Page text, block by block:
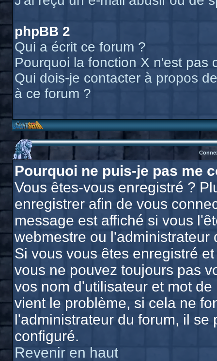
phpBB 2
Qui a écrit ce forum ?
Pourquoi la fonction X n'est pas
Qui dois-je contacter à propos
à ce forum ?
Pourquoi ne puis-je pas me
Vous êtes-vous enregistré ?
enregistrer afin de vous
message est affiché si vous
webmestre ou l'administrateur
Si vous vous êtes enregistré
vous ne pouvez toujours pas
vos nom d'utilisateur et mot
vient le problème, si cela ne
l'administrateur du forum, il se
configuré.
Revenir en haut